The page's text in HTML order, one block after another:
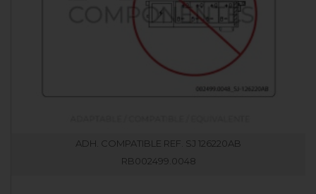
ADH. COMPATIBLE REF. SJ 126220AB
RB002499.0048